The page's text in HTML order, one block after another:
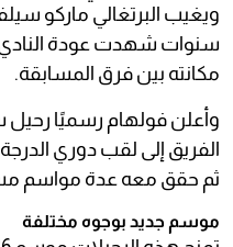
ويغيب البرتغالي ماركو
سنوات شهدت عودة النادي
مكانته بين فرق المسابقة.
وأعلن فولهام رسميًا رحيل
الفريق إلى لقب دوري الدرجة
ثم حقق معه عدة مواسم
موسم جديد بوجوه مختلفة